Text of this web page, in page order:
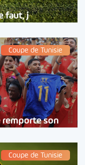
faut, j
Coupe de Tunisie
remporte son
Coupe de Tunisie